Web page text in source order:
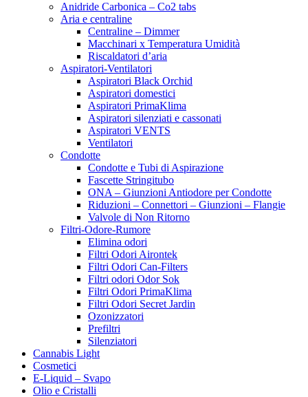
Anidride Carbonica – Co2 tabs
Aria e centraline
Centraline – Dimmer
Macchinari x Temperatura Umidità
Riscaldatori d’aria
Aspiratori-Ventilatori
Aspiratori Black Orchid
Aspiratori domestici
Aspiratori PrimaKlima
Aspiratori silenziati e cassonati
Aspiratori VENTS
Ventilatori
Condotte
Condotte e Tubi di Aspirazione
Fascette Stringitubo
ONA – Giunzioni Antiodore per Condotte
Riduzioni – Connettori – Giunzioni – Flangie
Valvole di Non Ritorno
Filtri-Odore-Rumore
Elimina odori
Filtri Odori Airontek
Filtri Odori Can-Filters
Filtri odori Odor Sok
Filtri Odori PrimaKlima
Filtri Odori Secret Jardin
Ozonizzatori
Prefiltri
Silenziatori
Cannabis Light
Cosmetici
E-Liquid – Svapo
Olio e Cristalli